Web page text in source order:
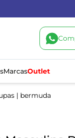
MarcasOutlet
| bermuda